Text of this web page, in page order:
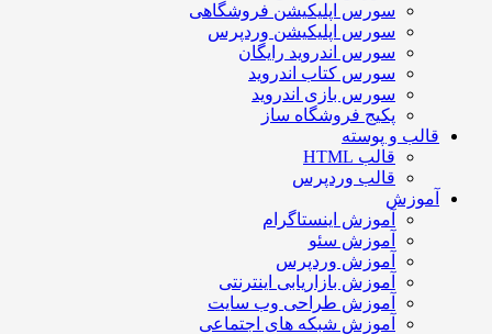
سورس اپلیکیشن فروشگاهی
سورس اپلیکیشن وردپرس
سورس اندروید رایگان
سورس کتاب اندروید
سورس بازی اندروید
پکیج فروشگاه ساز
قالب و پوسته
قالب HTML
قالب وردپرس
آموزش
آموزش اینستاگرام
آموزش سئو
آموزش وردپرس
آموزش بازاریابی اینترنتی
آموزش طراحی وب سایت
آموزش شبکه های اجتماعی